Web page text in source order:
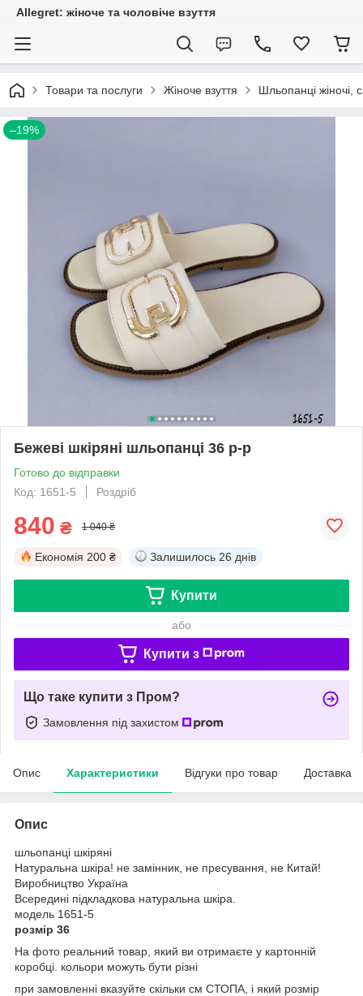
Allegret: жіноче та чоловіче взуття
Товари та послуги Жіноче взуття Шльопанці жіночі,
–19%
Бежеві шкіряні шльопанці 36 р-р
Готово до відправки
Код: 1651-5
Роздріб
840 ₴ 1 040 ₴
Економія 200 ₴ Залишилось 26 днів
Купити
або
Купити з
Що таке купити з Пром?
Замовлення під захистом
Опис Характеристики Відгуки про товар Доставка
Опис
шльопанці шкіряні
Натуральна шкіра! не замінник, не пресування, не Китай!
Виробництво Україна
Всередині підкладкова натуральна шкіра.
модель 1651-5
розмір 36
На фото реальний товар, який ви отримаєте у картонній
коробці. кольори можуть бути різні
при замовленні вказуйте скільки см СТОПА, і який розмір